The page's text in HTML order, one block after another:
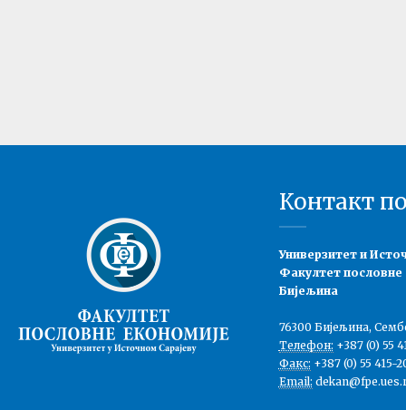
Контакт
Универзитет и
Факултет пословне
Бијељина
76300 Бијељина,
Телефон: +387 (0) 55
Факс: +387 (0) 55 415-
Email: